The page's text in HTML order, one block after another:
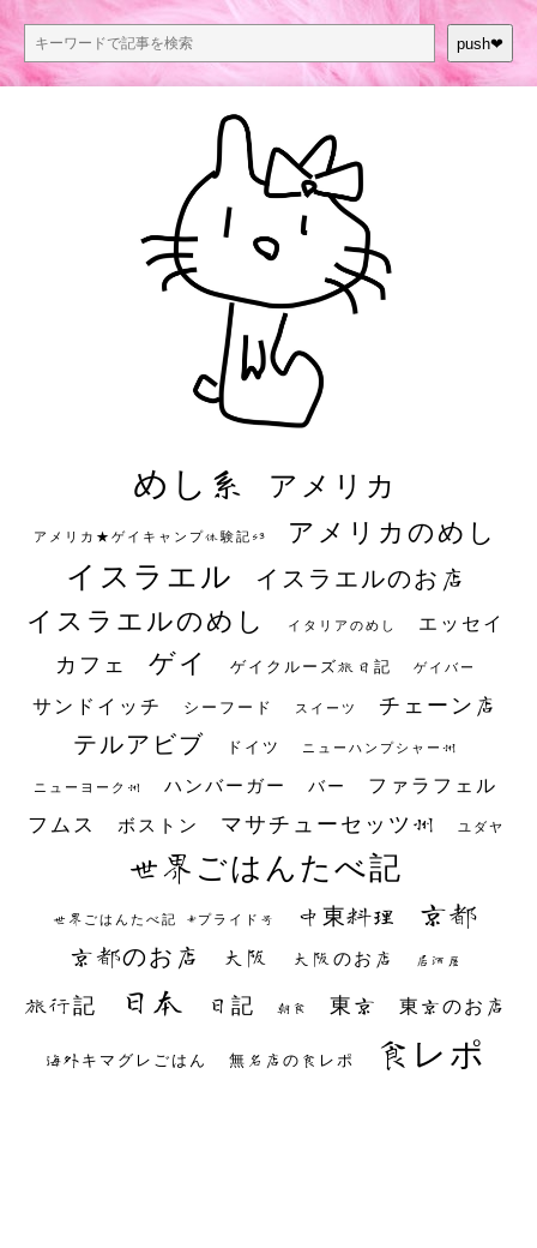
push❤︎
めし系 アメリカ
アメリカ★ゲイキャンプ体験記S3 アメリカのめし
イスラエル イスラエルのお店
イスラエルのめし イタリアのめし エッセイ
カフェ ゲイ ゲイクルーズ旅日記 ゲイバー
サンドイッチ シーフード スイーツ チェーン店
テルアビブ ドイツ ニューハンプシャー州
ニューヨーク州 ハンバーガー バー ファラフェル
フムス ボストン マサチューセッツ州 ユダヤ
世界ごはんたべ記
世界ごはんたべ記 #プライド号 中東料理 京都
京都のお店 大阪 大阪のお店 居酒屋
旅行記 日本 日記 朝食 東京 東京のお店
海外キマグレごはん 無名店の食レポ 食レポ